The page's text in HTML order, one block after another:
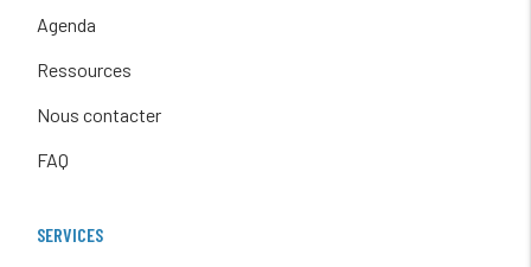
Agenda
Ressources
Nous contacter
FAQ
SERVICES